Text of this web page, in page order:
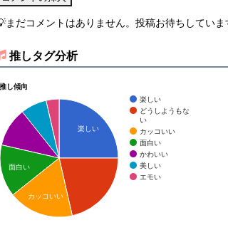
まだコメントはありません。投稿お待ちしていま
推しタグ分析
推し傾向
楽しい
どうしようもな
い
カッコいい
面白い
かわいい
美しい
エモい
楽しい
面白い
カッコいい